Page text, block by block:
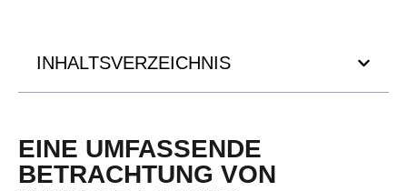
INHALTSVERZEICHNIS
EINE UMFASSENDE
BETRACHTUNG VON